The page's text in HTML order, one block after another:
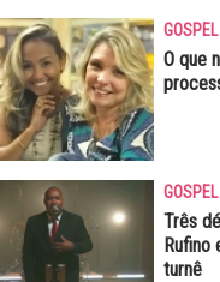
GOSPEL
O que
GOSPEL
Três
Rufino
turnê